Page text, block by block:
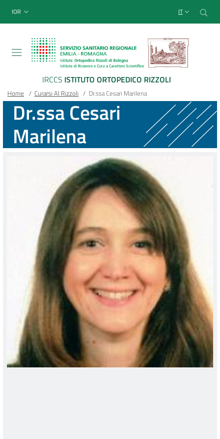
Sito Web Istituto
menu top-bar
IOR IT
IRCCS ISTITUTO ORTOPEDICO RIZZOLI
Main container
Briciole
di
pane
Home / Curarsi Al Rizzoli / Dr.ssa Cesari Marilena
Dr.ssa Cesari
Marilena